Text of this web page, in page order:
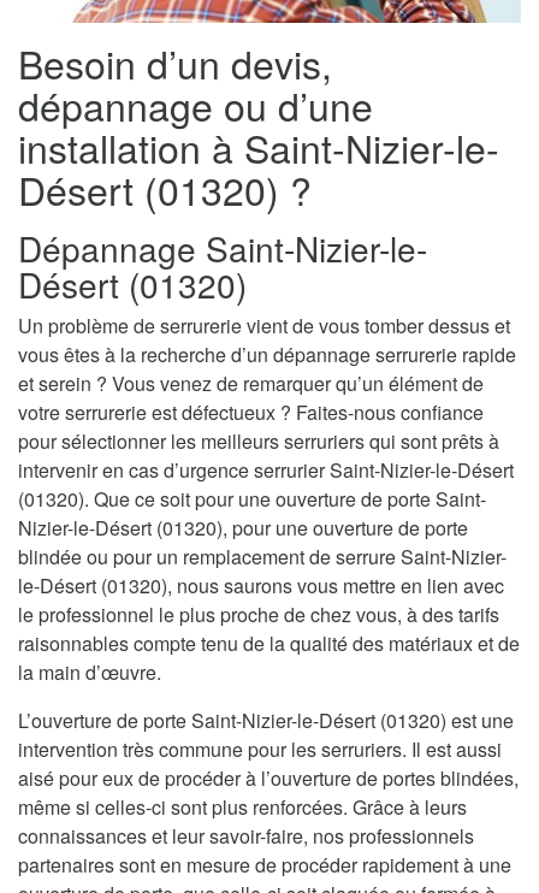
Besoin d’un devis,
dépannage ou d’une
installation à Saint-Nizier-le-
Désert (01320) ?
Dépannage Saint-Nizier-le-
Désert (01320)
Un problème de serrurerie vient de vous tomber dessus et
vous êtes à la recherche d’un dépannage serrurerie rapide
et serein ? Vous venez de remarquer qu’un élément de
votre serrurerie est défectueux ? Faites-nous confiance
pour sélectionner les meilleurs serruriers qui sont prêts à
intervenir en cas d’urgence serrurier Saint-Nizier-le-Désert
(01320). Que ce soit pour une ouverture de porte Saint-
Nizier-le-Désert (01320), pour une ouverture de porte
blindée ou pour un remplacement de serrure Saint-Nizier-
le-Désert (01320), nous saurons vous mettre en lien avec
le professionnel le plus proche de chez vous, à des tarifs
raisonnables compte tenu de la qualité des matériaux et de
la main d’œuvre.
L’ouverture de porte Saint-Nizier-le-Désert (01320) est une
intervention très commune pour les serruriers. Il est aussi
aisé pour eux de procéder à l’ouverture de portes blindées,
même si celles-ci sont plus renforcées. Grâce à leurs
connaissances et leur savoir-faire, nos professionnels
partenaires sont en mesure de procéder rapidement à une